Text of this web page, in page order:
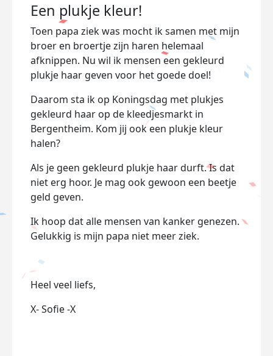
Een plukje kleur!
Toen papa ziek was mocht ik samen met mijn
broer en broertje zijn haren helemaal
afknippen. Nu wil ik mensen een gekleurd
plukje haar geven voor het goede doel!
Daarom sta ik op Koningsdag met plukjes
gekleurd haar op de kleedjesmarkt in
Bergentheim. Kom jij ook een plukje kleur
halen?
Als je geen gekleurd plukje haar durft. Is dat
niet erg hoor. Je mag ook gewoon een beetje
geld geven.
Ik hoop dat alle mensen van kanker genezen.
Gelukkig is mijn papa niet meer ziek.
Heel veel liefs,
X- Sofie -X